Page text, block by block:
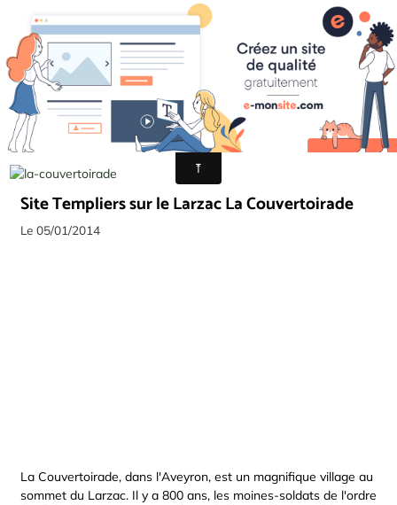
unesco
Les grands causses
Site Templiers sur le Larzac La Couvertoirade
Le 05/01/2014
La Couvertoirade, dans l'Aveyron, est un magnifique village au
sommet du Larzac. Il y a 800 ans, les moines-soldats de l'ordre